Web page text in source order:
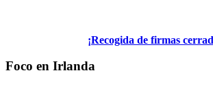
¡Recogida de firmas
Foco en Irlanda